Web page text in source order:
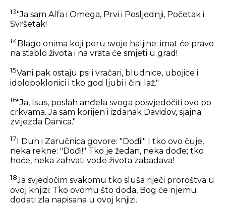
13"Ja sam Alfa i Omega, Prvi i Posljednji, Početak i
Svršetak!
14Blago onima koji peru svoje haljine: imat će pravo
na stablo života i na vrata će smjeti u grad!
15Vani pak ostaju psi i vračari, bludnice, ubojice i
idolopoklonici i tko god ljubi i čini laž."
16"Ja, Isus, poslah anđela svoga posvjedočiti ovo po
crkvama. Ja sam korijen i izdanak Davidov, sjajna
zvijezda Danica."
17
I Duh i Zaručnica govore: "Dođi!" I tko ovo čuje,
neka rekne: "Dođi!" Tko je žedan, neka dođe; tko
hoće, neka zahvati vode života zabadava!
18Ja svjedočim svakomu tko sluša riječi proroštva u
ovoj knjizi: Tko ovomu što doda, Bog će njemu
dodati zla napisana u ovoj knjizi.